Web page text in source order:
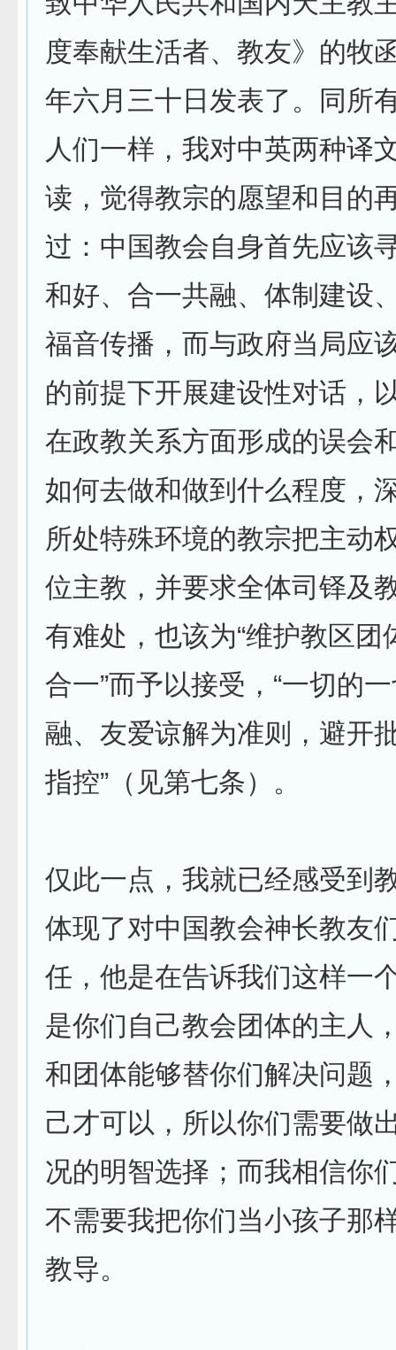
度奉献生活者、教友》的牧
年六月三十日发表了。同所
人们一样，我对中英两种译
读，觉得教宗的愿望和目的
过：中国教会自身首先应该
和好、合一共融、体制建设
福音传播，而与政府当局应
的前提下开展建设性对话，
在政教关系方面形成的误会
如何去做和做到什么程度，
所处特殊环境的教宗把主动
位主教，并要求全体司铎及
有难处，也该为“维护教区团
合一”而予以接受，“一切的
融、友爱谅解为准则，避开
指控”（见第七条）。
仅此一点，我就已经感受到
体现了对中国教会神长教友
任，他是在告诉我们这样一
是你们自己教会团体的主人
和团体能够替你们解决问题
己才可以，所以你们需要做
况的明智选择；而我相信你
不需要我把你们当小孩子那
教导。